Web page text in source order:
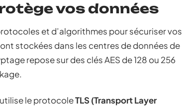
vos données
et d’algorithmes pour sécuriser vos
stockées dans les centres de données de
repose sur des clés AES de 128 ou 256
le protocoleTLS (Transport Layer